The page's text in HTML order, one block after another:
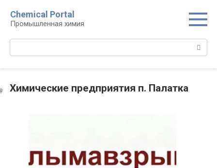
контенту
Chemical Portal
Промышленная химия
Химические предприятия п. Палатка